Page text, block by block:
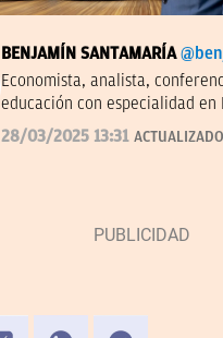
BENJAMÍN SANTAMARÍA
Economista, analista,
educación con especialidad en
de economía y empresas en
'La economía a través del
28/03/2025 13:31